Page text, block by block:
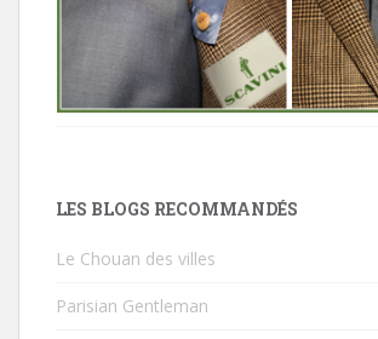
LES BLOGS RECOMMANDÉS
Le Chouan des villes
Parisian Gentleman